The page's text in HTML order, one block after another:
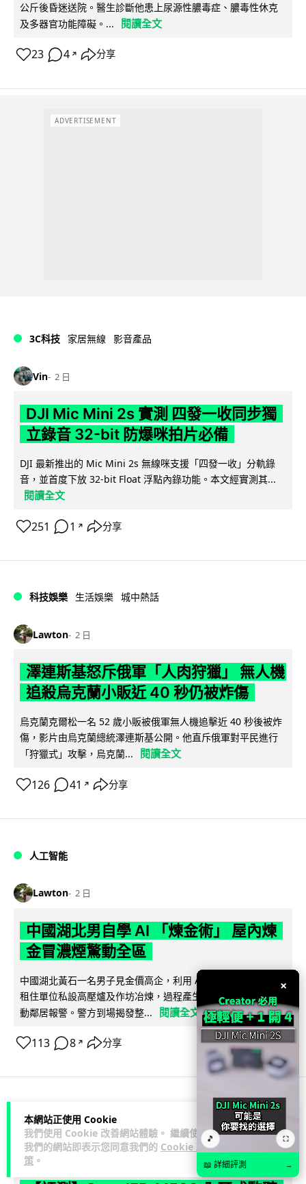
本網站正使用 Cookie
我們使用 Cookie 改善網站體驗。 繼續使用
我們的網站即表示您同意我們的 Cookie 政
策 。
公斤後昏迷送院。醫生診斷他患上尿源性膿毒症、膿毒性休克
及多器官功能障礙。...
閱讀全文
23 4 ↗ 分享
ADVERTISEMENT
3C科技 家居無線 影音產品
Vin 2 日
DJI Mic Mini 2s 實測 四發一收同步獨
立錄音 32-bit 防爆咪拍片必備
DJI 最新推出的 Mic Mini 2s 無線咪支援「四發一收」分軌錄
音，並首度下放 32-bit Float 浮點內錄功能。本文經實測其...
閱讀全文
251 1 ↗ 分享
科技娛樂 生活娛樂 城中熱話
Lawton 2 日
澤連斯基怒斥俄軍「人肉狩獵」 無人機
追殺烏克蘭小販近 40 秒仍被炸傷
烏克蘭克爾松一名 52 歲小販被俄軍無人機追擊近 40 秒後被炸
傷，影片由烏克蘭總統澤連斯基公開。他直斥俄軍對平民進行
「狩獵式」攻擊，烏克蘭...
閱讀全文
126 41 ↗ 分享
人工智能
Lawton 2 日
中國湖北男自學 AI 「煉金術」 屋內煉
金冒濃煙驚動全區
中國湖北黃石一名男子見金價高企，利用 AI 自學提煉黃金，在
租住單位私設高壓爐及作坊冶煉，過程產生大量刺鼻濃煙，驚
動鄰居報警。警方到場揭發整...
閱讀全文
113 8 ↗ 分享
3C科技 流動音樂
Lawton 2 日 89
×
🎵 ⛶
📖 詳細評測 →